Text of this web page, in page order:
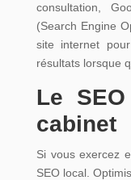
consultation,
(Search Engine
site internet
résultats lorsque
Le
cabinet
Si vous exercez
SEO local.